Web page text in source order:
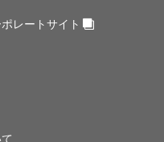
レートサイト